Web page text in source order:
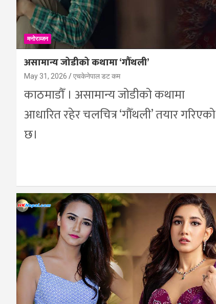
मनोरञ्जन
असामान्य जोडीको कथामा ‘गौँथली’
May 31, 2026 एचकेनेपाल डट कम
काठमाडौँ । असामान्य जोडीको कथामा
आधारित रहेर चलचित्र ‘गौँथली’ तयार गरिएको
छ।